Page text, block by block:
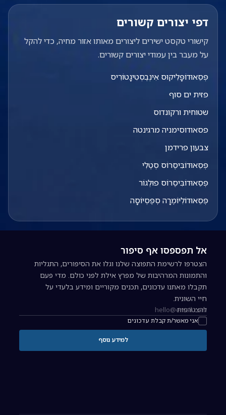
דפי יצורים קשורים
קישורי טקסט ישירים ליצורים מאותו אזור מחיה, כדי להקל
על מעבר בין עמודי יצורים קשורים.
פְּסֵאוּדוֹפָּלִיקוּס אִינְבֶסְטִיגָטוֹרִיס
פזית ים סוף
שטוחית ורקונדוס
פסאודוסימניה מרגינטה
צבעון פרידמן
פְּסֵאוּדוֹבִּיסֶרוֹס סְטֶלִי
פְּסֵאוּדוֹבִּיסֶרוֹס פוּלְגוֹר
פְּסֵאוּדוֹלִיוֹמֶרָה סְפֶּסְיוֹסָה
אל תפספסו אף סיפור
הצטרפו לרשימת התפוצה שלנו וגלו את הסיפורים, התגליות
והתמונות המרהיבות של מפרץ אילת לפני כולם. מדי פעם
תקבלו מאתנו עדכונים, תכנים מקוריים ומידע בלעדי על
חיי השונית.
כתובת אימייל להרשמה לניוזלטר
אני מאשר/ת קבלת עדכונים
להצטרפות
למידע נוסף